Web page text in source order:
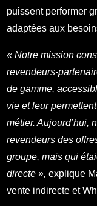
puissent performer
adaptées aux
« Notre mission
revendeurs-
de gamme,
vie et leur
métier. Aujourd’hui,
revendeurs des
groupe, mais qui
directe », explique
vente indirecte et